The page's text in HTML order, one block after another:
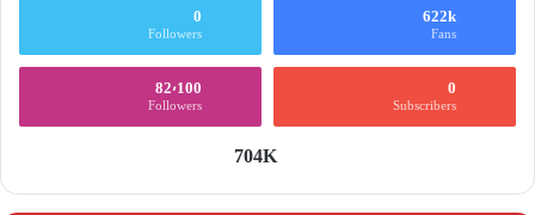
622k
Fans
0
Followers
0
Subscribers
82٬100
Followers
704K